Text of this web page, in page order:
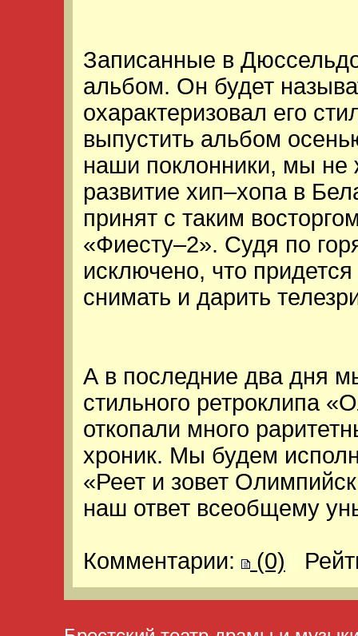
Записанные в
альбом. Он будет
охарактеризовал его
выпустить альбом
наши поклонники, мы не
развитие хип–хопа в
принят с таким
«Фиесту–2». Судя по
исключено, что
снимать и дарить
А в последние два дня
стильного ретроклипа
откопали много
хроник. Мы будем
«Реет и зовет
наш ответ всеобщему
Комментарии: (0)